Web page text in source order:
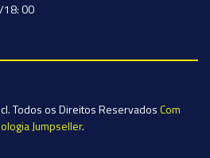
18: 00
Todos os Direitos ReservadosCom
Jumpseller.